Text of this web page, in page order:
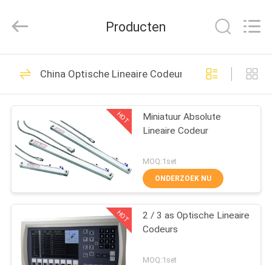
THUIS
PRODUCTEN
OVER
ONS
FABRIEKSTOCHT
KWALITEITSCONTROLE
Technology
Ltd..
Reserved.
Lineaire
Schaalcodeur
29
Optische Lineaire
Codeurs
31
Producten
China Optische Lineaire Codeurs
HOT
Miniatuur Absolute
Lineaire Codeur
MOQ:1set
ONDERZOEK NU
HOT
2 / 3 as Optische Lineaire
Codeurs
MOQ:1set